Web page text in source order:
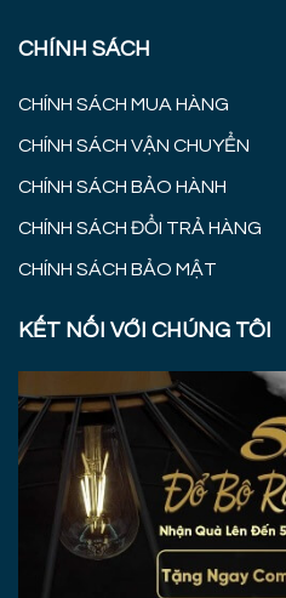
CHÍNH SÁCH
CHÍNH SÁCH MUA HÀNG
CHÍNH SÁCH VẬN CHUYỂN
CHÍNH SÁCH BẢO HÀNH
CHÍNH SÁCH ĐỔI TRẢ HÀNG
CHÍNH SÁCH BẢO MẬT
KẾT NỐI VỚI CHÚNG TÔI